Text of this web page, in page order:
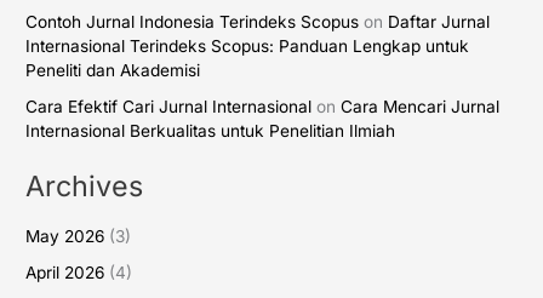
Contoh Jurnal Indonesia Terindeks Scopus on Daftar Jurnal
Internasional Terindeks Scopus: Panduan Lengkap untuk
Peneliti dan Akademisi
Cara Efektif Cari Jurnal Internasional onCara Mencari Jurnal
Internasional Berkualitas untuk Penelitian Ilmiah
Archives
May 2026 (3)
April 2026 (4)